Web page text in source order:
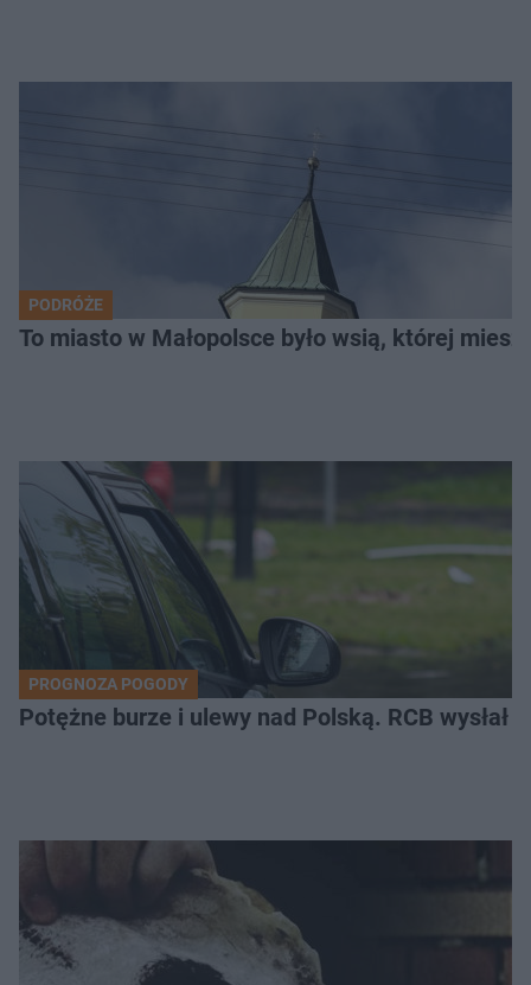
PODRÓŻE
To miasto w Małopolsce było wsią, której
PROGNOZA POGODY
Potężne burze i ulewy nad Polską. RCB